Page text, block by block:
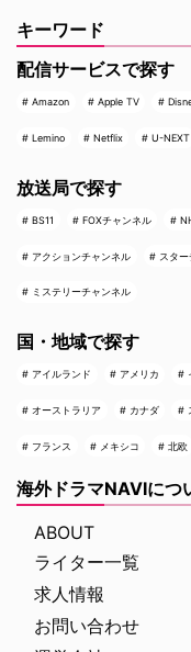
キーワード
配信サービスで探す
Amazon Apple TV
Lemino Netflix U-NEXT
放送局で探す
BS11 FOXチャンネル
アクションチャンネル スタ
ミステリーチャンネル
国・地域で探す
アイルランド アメリカ
オーストラリア カナダ
フランス メキシコ 北欧
海外ドラマNAVIにつ
ABOUT
ライター一覧
求人情報
お問い合わせ